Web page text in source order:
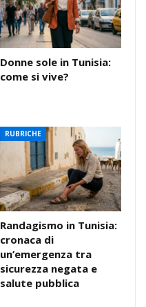
Donne sole in Tunisia:
come si vive?
RUBRICHE
Randagismo in Tunisia:
cronaca di
un’emergenza tra
sicurezza negata e
salute pubblica